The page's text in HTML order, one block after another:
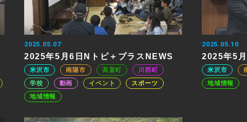
2025.05.07
2025年5月6日Nトピ＋プラスNEWS
米沢市 南陽市 高畠町
川西町
学校
動画 イベント
スポーツ
地域情報
2025.05.10
2025年5
米沢市
地域情報